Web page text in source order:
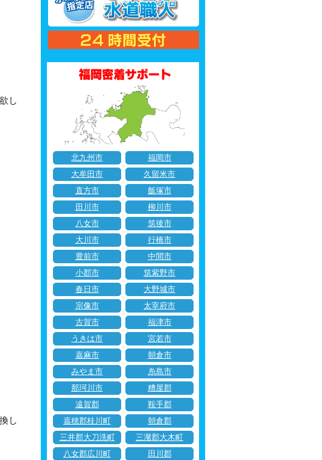
し
し
北九州市
福岡市
大牟田市
久留米市
直方市
飯塚市
田川市
柳川市
八女市
筑後市
大川市
行橋市
豊前市
中間市
小郡市
筑紫野市
春日市
大野城市
宗像市
太宰府市
古賀市
福津市
うきは市
宮若市
嘉麻市
朝倉市
みやま市
糸島市
那珂川市
糟屋郡
遠賀郡
鞍手郡
嘉穂郡桂川町
朝倉郡
三井郡大刀洗町
三潴郡大木町
八女郡広川町
田川郡